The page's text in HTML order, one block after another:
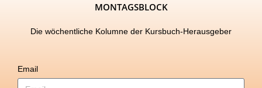
MONTAGSBLOCK
Die wöchentliche Kolumne der Kursbuch-Herausgeber
Email